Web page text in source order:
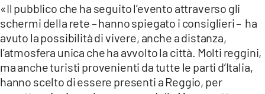
«Il pubblico che ha seguito l’evento attraverso gli
schermi della rete – hanno spiegato i consiglieri – ha
avuto la possibilità di vivere, anche a distanza,
l’atmosfera unica che ha avvolto la città. Molti reggini,
ma anche turisti provenienti da tutte le parti d’Italia,
hanno scelto di essere presenti a Reggio, per